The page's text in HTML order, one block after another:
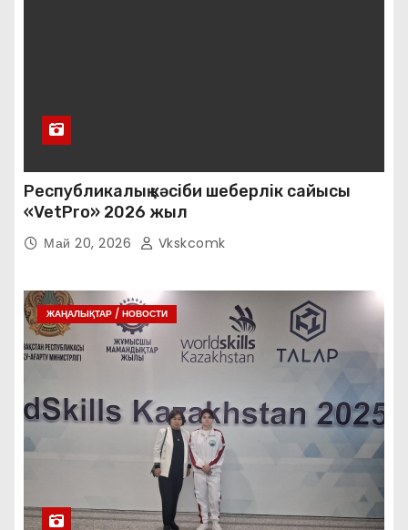
Республикалық кәсіби шеберлік сайысы
«VetPro» 2026 жыл
Май 20, 2026 Vkskcomk
ЖАҢАЛЫҚТАР / НОВОСТИ